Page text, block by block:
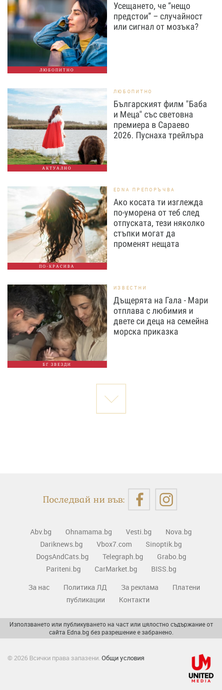
ЛЮБОПИТНО
Усещането, че “нещо
предстои” – случайност
или сигнал от мозъка?
АКТУАЛНО
ЛЮБОПИТНО
Българският филм "Баба
и Меца" със световна
премиера в Сараево
2026. Пуснаха трейлъра
ПО-КРАСИВА
EDNA ПРЕПОРЪЧВА
Ако косата ти изглежда
по-уморена от теб след
отпуската, тези няколко
стъпки могат да
променят нещата
БГ ЗВЕЗДИ
ИЗВЕСТНИ
Дъщерята на Гала - Мари
отплава с любимия и
двете си деца на семейна
морска приказка
Последвай ни във:
Abv.bg Ohnamama.bg Vesti.bg
Nova.bg
Dariknews.bg
Vbox7.com
Sinoptik.bg
DogsAndCats.bg
Telegraph.bg
Grabo.bg
Pariteni.bg
CarMarket.bg
BISS.bg
За нас
Политика ЛД За реклама
Платени
публикации
Контакти
Използването или публикуването на част или цялостно съдържание от
сайта Edna.bg без разрешение е забранено.
© 2026 Всички права запазени. Общи условия